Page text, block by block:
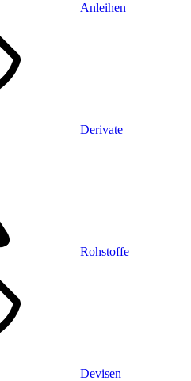
Anleihen
Derivate
Rohstoffe
Devisen